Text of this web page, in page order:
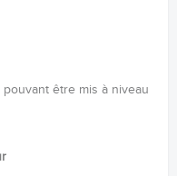
être mis à niveau